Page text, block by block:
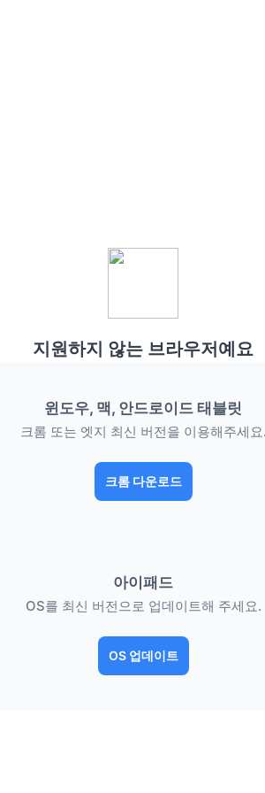
지원하지 않는 브라우저예요
윈도우, 맥, 안드로이드 태블릿
크롬 또는 엣지 최신 버전을 이용해주세요.
크롬 다운로드
아이패드
OS를 최신 버전으로 업데이트해 주세요.
OS 업데이트